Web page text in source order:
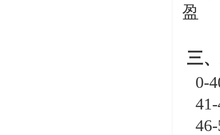
盈
三
0-
41-
46-